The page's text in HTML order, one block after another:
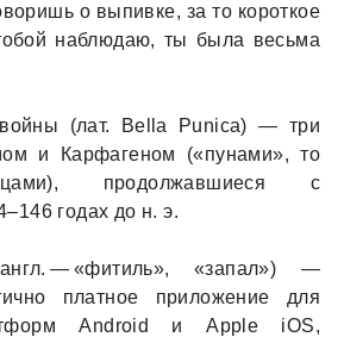
о выпивке, за то короткое
наблюдаю, ты была весьма
войны (лат. Bella Punica) — три
и Карфагеном («пунами», то
продолжавшиеся с
годах до н. э.
— «фитиль», «запал») —
платное приложение для
Android и Apple iOS,